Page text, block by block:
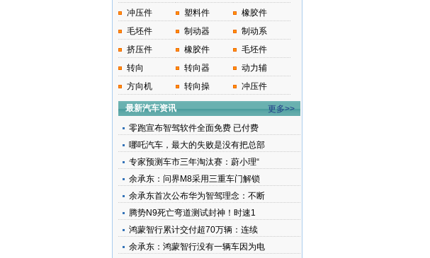
冲压件
塑料件
橡胶件
毛坯件
制动器
制动系
挤压件
橡胶件
毛坯件
转向
转向器
动力辅
方向机
转向操 冲压件
最新汽车资讯
更多>>
零跑宣布智驾软件全面免费 已付费
哪吒汽车，最大的失败是没有把总部
专家预测车市三年淘汰赛：蔚小理“
余承东：问界M8采用三重车门解锁
余承东首次公布华为智驾理念：不断
腾势N9死亡弯道测试封神！时速1
鸿蒙智行累计交付超70万辆：连续
余承东：鸿蒙智行没有一辆车因为电